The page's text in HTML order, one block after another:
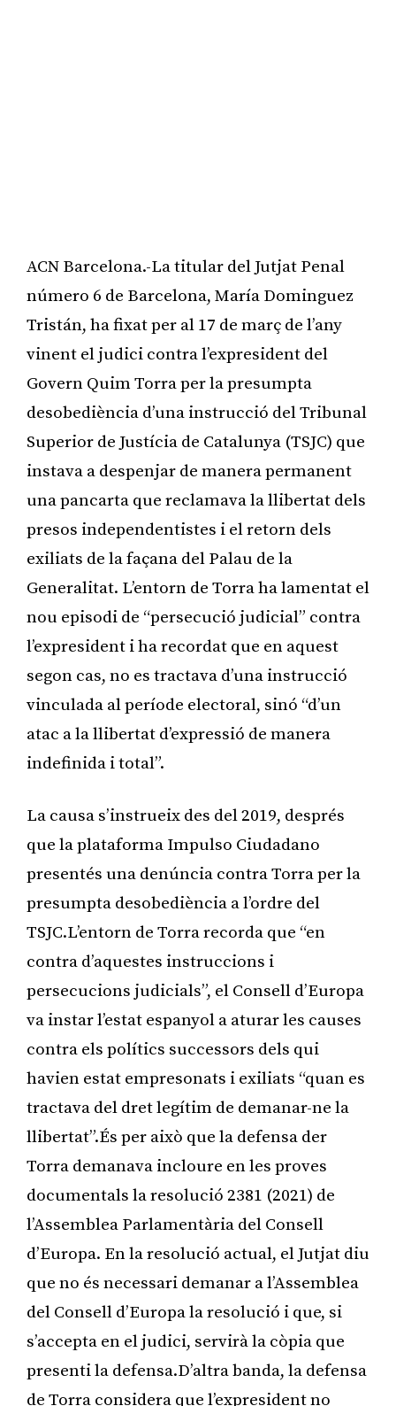
ACN Barcelona.-La titular del Jutjat Penal
número 6 de Barcelona, María Dominguez
Tristán, ha fixat per al 17 de març de l’any
vinent el judici contra l’expresident del
Govern Quim Torra per la presumpta
desobediència d’una instrucció del Tribunal
Superior de Justícia de Catalunya (TSJC) que
instava a despenjar de manera permanent
una pancarta que reclamava la llibertat dels
presos independentistes i el retorn dels
exiliats de la façana del Palau de la
Generalitat. L’entorn de Torra ha lamentat el
nou episodi de “persecució judicial” contra
l’expresident i ha recordat que en aquest
segon cas, no es tractava d’una instrucció
vinculada al període electoral, sinó “d’un
atac a la llibertat d’expressió de manera
indefinida i total”.
La causa s’instrueix des del 2019, després
que la plataforma Impulso Ciudadano
presentés una denúncia contra Torra per la
presumpta desobediència a l’ordre del
TSJC.L’entorn de Torra recorda que “en
contra d’aquestes instruccions i
persecucions judicials”, el Consell d’Europa
va instar l’estat espanyol a aturar les causes
contra els polítics successors dels qui
havien estat empresonats i exiliats “quan es
tractava del dret legítim de demanar-ne la
llibertat”.És per això que la defensa der
Torra demanava incloure en les proves
documentals la resolució 2381 (2021) de
l’Assemblea Parlamentària del Consell
d’Europa. En la resolució actual, el Jutjat diu
que no és necessari demanar a l’Assemblea
del Consell d’Europa la resolució i que, si
s’accepta en el judici, servirà la còpia que
presenti la defensa.D’altra banda, la defensa
de Torra considera que l’expresident no